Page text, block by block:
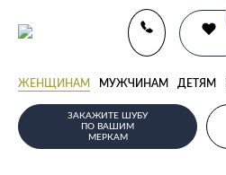
ЖЕНЩИНАМ МУЖЧИНАМ ДЕТЯМ
ЗАКАЖИТЕ ШУБУ
ПО ВАШИМ
МЕРКАМ